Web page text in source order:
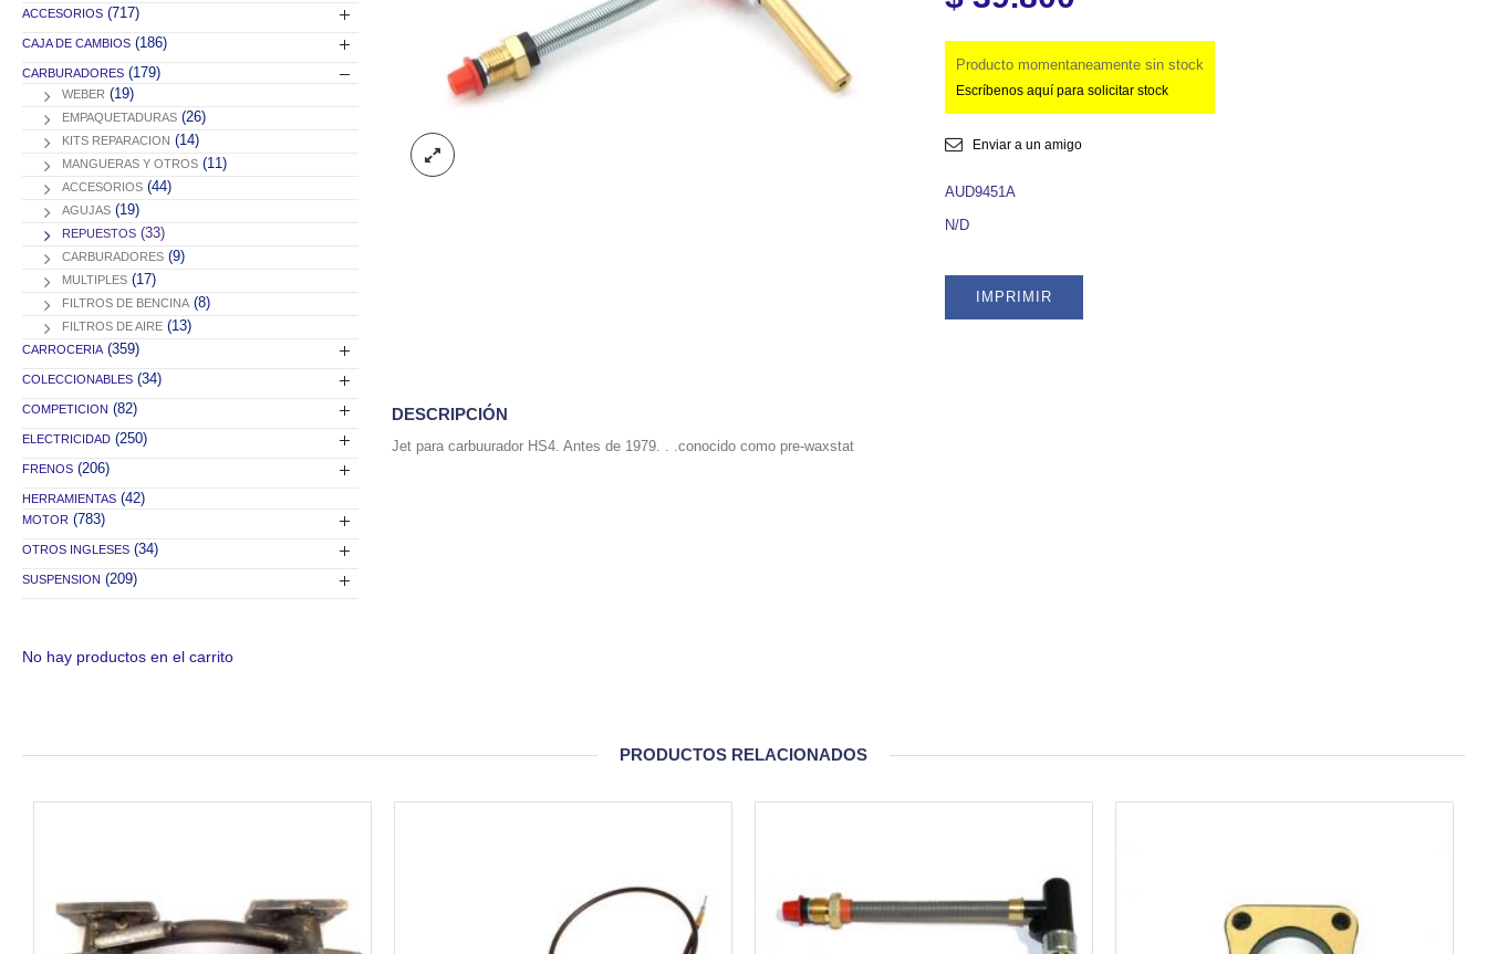
Producto momentaneamente sin stock
Escríbenos aquí para solicitar stock
Enviar a un amigo
AUD9451A
N/D
IMPRIMIR
DESCRIPCIÓN
Jet para carbuurador HS4. Antes de 1979. . .conocido como pre-waxstat
ACCESORIOS (717)
CAJA DE CAMBIOS (186)
CARBURADORES (179)
WEBER (19)
EMPAQUETADURAS (26)
KITS REPARACION (14)
MANGUERAS Y OTROS (11)
ACCESORIOS (44)
AGUJAS (19)
REPUESTOS (33)
CARBURADORES (9)
MULTIPLES (17)
FILTROS DE BENCINA (8)
FILTROS DE AIRE (13)
CARROCERIA (359)
COLECCIONABLES (34)
COMPETICION (82)
ELECTRICIDAD (250)
FRENOS (206)
HERRAMIENTAS (42)
MOTOR (783)
OTROS INGLESES (34)
SUSPENSION (209)
No hay productos en el carrito
PRODUCTOS RELACIONADOS